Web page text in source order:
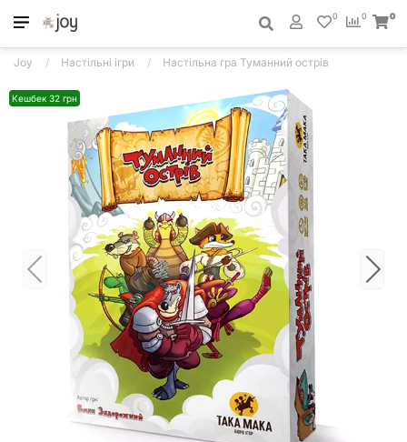
0
0 0
Joy Настільні ігри Настільна гра Туманний острів
Кешбек 32 грн